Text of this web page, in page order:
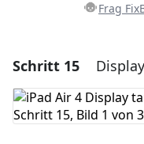
Frag
Einen
Kommentar
Schritt 15